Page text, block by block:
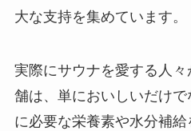
大な支持を集めています。
実際にサウナを愛する人
舗は、単においしいだけ
に必要な栄養素や水分補